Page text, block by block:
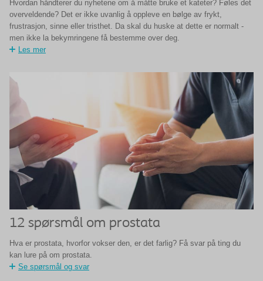
Hvordan håndterer du nyhetene om å måtte bruke et kateter? Føles det
overveldende? Det er ikke uvanlig å oppleve en bølge av frykt,
frustrasjon, sinne eller tristhet. Da skal du huske at dette er normalt -
men ikke la bekymringene få bestemme over deg.
Les mer
12 spørsmål om prostata
Hva er prostata, hvorfor vokser den, er det farlig? Få svar på ting du
kan lure på om prostata.
Se spørsmål og svar